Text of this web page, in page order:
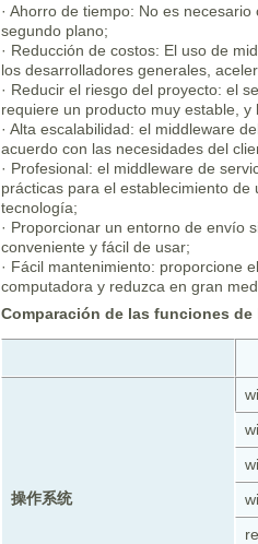
· Ahorro de tiempo: No es
segundo plano;
· Reducción de costos: El uso de
los desarrolladores generales,
· Reducir el riesgo del proyecto: el
requiere un producto muy estable,
· Alta escalabilidad: el middleware
acuerdo con las necesidades del
· Profesional: el middleware de
prácticas para el establecimiento
tecnología;
· Proporcionar un entorno de envío
conveniente y fácil de usar;
· Fácil mantenimiento: proporcione
computadora y reduzca en gran
Comparación de las funciones de
操作系统